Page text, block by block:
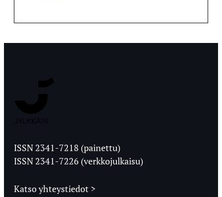
Ylioppilaslehti
ISSN 2341-7218 (painettu)
ISSN 2341-7226 (verkkojulkaisu)
Katso yhteystiedot >